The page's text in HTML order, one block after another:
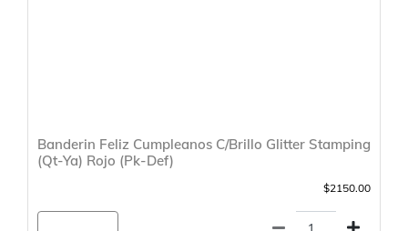
Banderin Feliz Cumpleanos C/Brillo Glitter Stamping
(Qt-Ya) Rojo (Pk-Def)
$2150.00